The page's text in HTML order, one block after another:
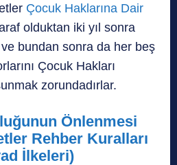
Çocuk Haklarına Dair
olduktan iki yıl sonra
bundan sonra da her beş
Çocuk Hakları
zorundadırlar.
Önlenmesi
Rehber Kuralları
İlkeleri)